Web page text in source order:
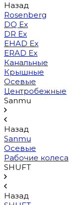
Назад
Rosenberg
DQ Ex
DR Ex
EHAD Ex
ERAD Ex
Канальные
Крышные
Осевые
Центробежные
Sanmu
Назад
Sanmu
Осевые
Рабочие колеса
SHUFT
Назад